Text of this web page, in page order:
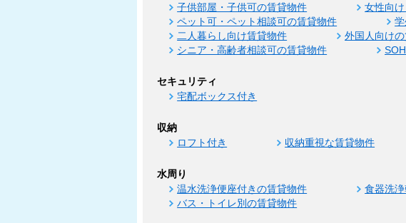
子供部屋・子供可の賃貸物件 女性向
ペット可・ペット相談可の賃貸物件
二人暮らし向け賃貸物件
外国人向け
シニア・高齢者相談可の賃貸物件
セキュリティ
宅配ボックス付き
収納
ロフト付き 収納重視な賃貸物件
水周り
温水洗浄便座付きの賃貸物件 食器洗
バス・トイレ別の賃貸物件